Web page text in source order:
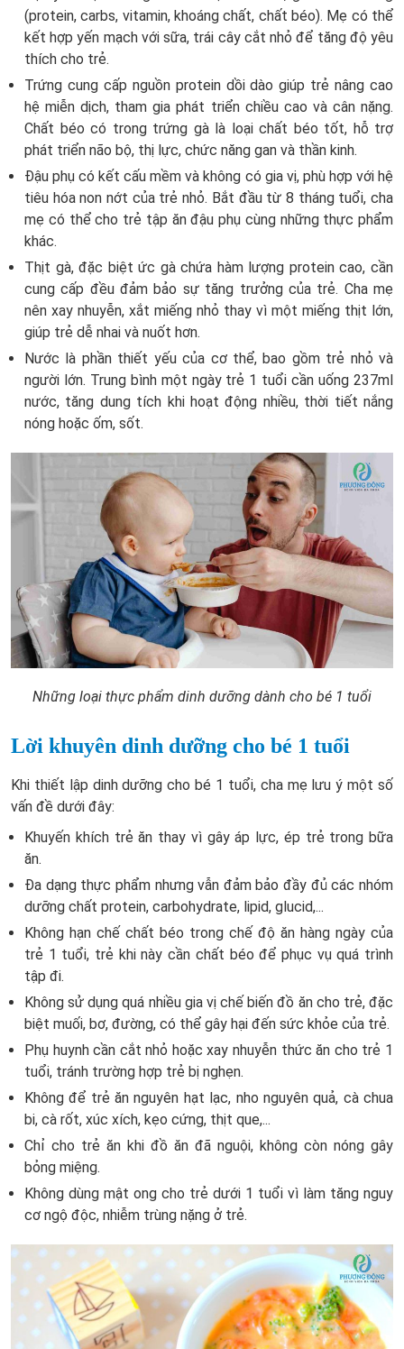
(protein, carbs, vitamin, khoáng chất, chất béo). Mẹ có thể
kết hợp yến mạch với sữa, trái cây cắt nhỏ để tăng độ yêu
thích cho trẻ.
Trứng cung cấp nguồn protein dồi dào giúp trẻ nâng cao
hệ miễn dịch, tham gia phát triển chiều cao và cân nặng.
Chất béo có trong trứng gà là loại chất béo tốt, hỗ trợ
phát triển não bộ, thị lực, chức năng gan và thần kinh.
Đậu phụ có kết cấu mềm và không có gia vị, phù hợp với hệ
tiêu hóa non nớt của trẻ nhỏ. Bắt đầu từ 8 tháng tuổi, cha
mẹ có thể cho trẻ tập ăn đậu phụ cùng những thực phẩm
khác.
Thịt gà, đặc biệt ức gà chứa hàm lượng protein cao, cần
cung cấp đều đảm bảo sự tăng trưởng của trẻ. Cha mẹ
nên xay nhuyễn, xắt miếng nhỏ thay vì một miếng thịt lớn,
giúp trẻ dễ nhai và nuốt hơn.
Nước là phần thiết yếu của cơ thể, bao gồm trẻ nhỏ và
người lớn. Trung bình một ngày trẻ 1 tuổi cần uống 237ml
nước, tăng dung tích khi hoạt động nhiều, thời tiết nắng
nóng hoặc ốm, sốt.
Những loại thực phẩm dinh dưỡng dành cho bé 1 tuổi
Lời khuyên dinh dưỡng cho bé 1 tuổi
Khi thiết lập dinh dưỡng cho bé 1 tuổi, cha mẹ lưu ý một số
vấn đề dưới đây:
Khuyến khích trẻ ăn thay vì gây áp lực, ép trẻ trong bữa
ăn.
Đa dạng thực phẩm nhưng vẫn đảm bảo đầy đủ các nhóm
dưỡng chất protein, carbohydrate, lipid, glucid,...
Không hạn chế chất béo trong chế độ ăn hàng ngày của
trẻ 1 tuổi, trẻ khi này cần chất béo để phục vụ quá trình
tập đi.
Không sử dụng quá nhiều gia vị chế biến đồ ăn cho trẻ, đặc
biệt muối, bơ, đường, có thể gây hại đến sức khỏe của trẻ.
Phụ huynh cần cắt nhỏ hoặc xay nhuyễn thức ăn cho trẻ 1
tuổi, tránh trường hợp trẻ bị nghẹn.
Không để trẻ ăn nguyên hạt lạc, nho nguyên quả, cà chua
bi, cà rốt, xúc xích, kẹo cứng, thịt que,...
Chỉ cho trẻ ăn khi đồ ăn đã nguội, không còn nóng gây
bỏng miệng.
Không dùng mật ong cho trẻ dưới 1 tuổi vì làm tăng nguy
cơ ngộ độc, nhiễm trùng nặng ở trẻ.